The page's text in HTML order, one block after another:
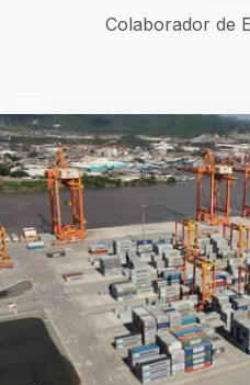
Colaborador de